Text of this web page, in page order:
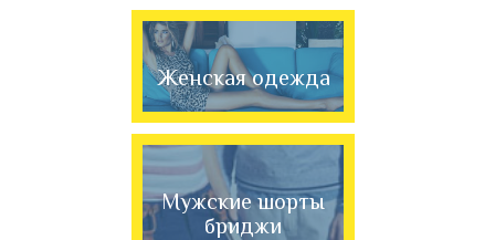
Женская одежда
Мужские шорты
бриджи